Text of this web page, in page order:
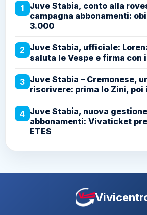
1
Juve Stabia, conto alla
campagna abbonamenti:
3.000
2 Juve Stabia, ufficiale:
saluta le Vespe e firma con
3 Juve Stabia – Cremonese,
riscrivere: prima lo Zini, poi
4 Juve Stabia, nuova
abbonamenti: Vivaticket
ETES